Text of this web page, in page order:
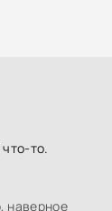
то.
наверное